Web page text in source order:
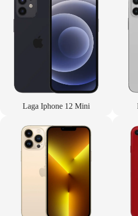
Laga Iphone 12 Mini